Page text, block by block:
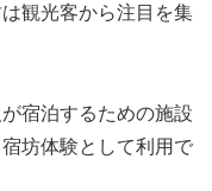
観光客から注目を集
宿泊するための施設
坊体験として利用で